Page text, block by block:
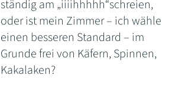
ständig am „iiiihhhhh“schreien,
oder ist mein Zimmer – ich wähle
einen besseren Standard – im
Grunde frei von Käfern, Spinnen,
Kakalaken?